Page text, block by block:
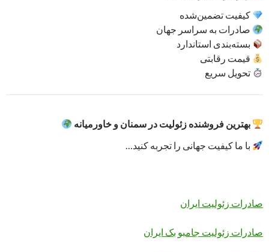
کیفیت تضمین‌شده
صادرات به سراسر جهان
بسته‌بندی استاندارد
قیمت رقابتی
تحویل سریع
بهترین فروشنده زئولیت در سمنان و خاورمیانه
با ما کیفیت جهانی را تجربه کنید…
صادرات زئولیت ایران
صادرات زئولیت جامبو بک ایران